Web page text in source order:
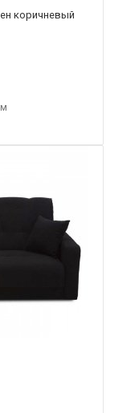
коричневый